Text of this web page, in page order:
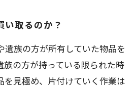
い取るのか？
遺族の方が所有していた物品を
族の方が持っている限られた時
を見極め、片付けていく作業は